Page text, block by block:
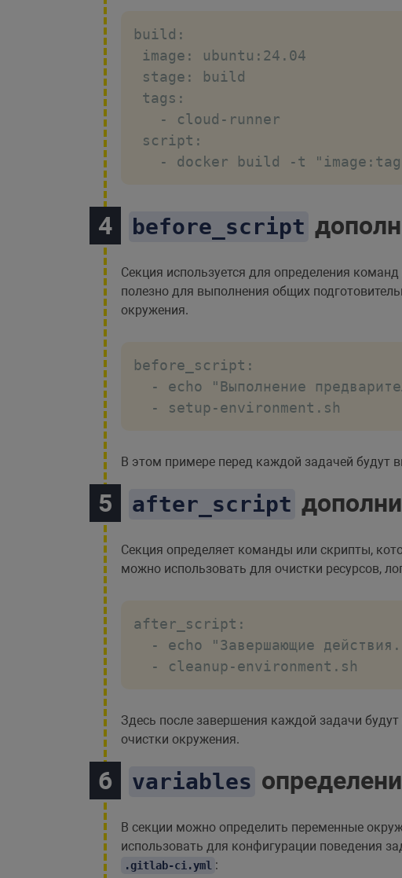
build:
image: ubuntu:24.04
stage: build
tags:
   - cloud-runner
script:
- docker build -t
before_script
Секция используется для определения
полезно для выполнения общих
окружения.
before_script:
- echo "Выполнение
  - setup-environment.sh
В этом примере перед каждой задачей будут
after_script
Секция определяет команды или скрипты,
можно использовать для очистки ресурсов,
after_script:
- echo "Завершающие
  - cleanup-environment.sh
Здесь после завершения каждой задачи
очистки окружения.
variables
В секции можно определить переменные
использовать для конфигурации поведения
.gitlab-ci.yml :